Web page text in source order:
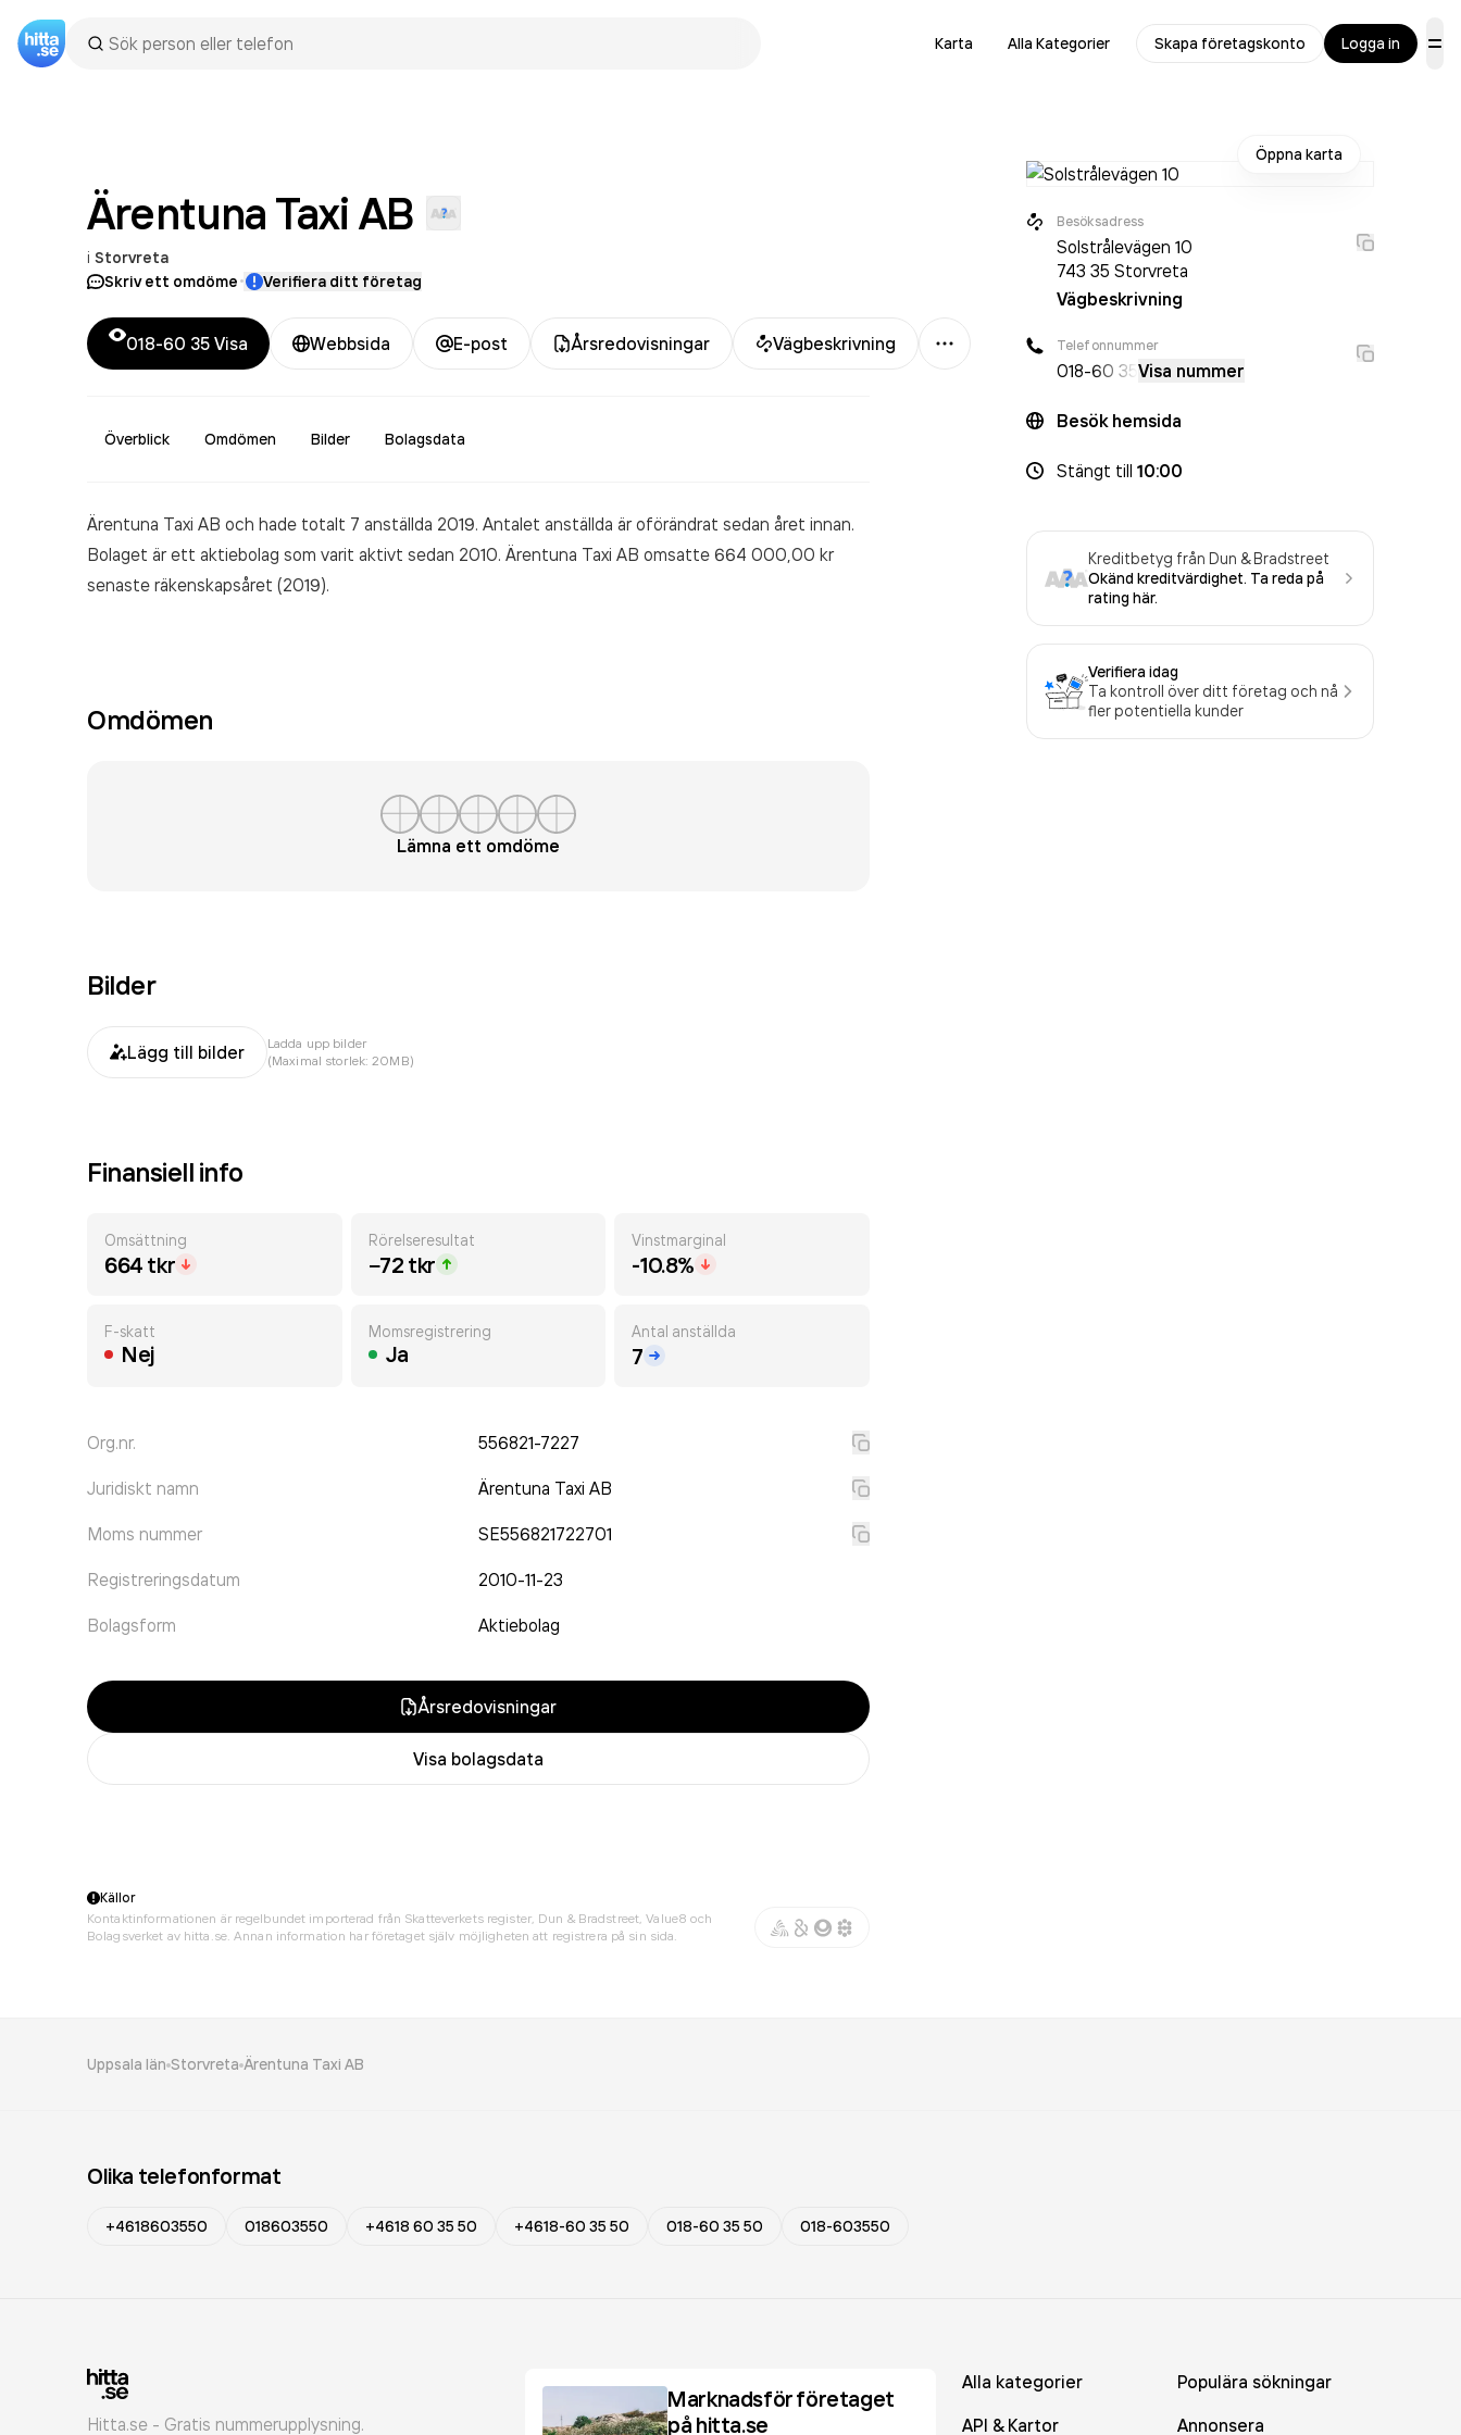
Karta Alla Kategorier Skapa företagskonto Logga in
Ärentuna Taxi AB
i Storvreta
Skriv ett omdöme· Verifiera ditt företag
018-60 35 Visa Webbsida E-post Årsredovisningar Vägbeskrivning
Mer
Överblick Omdömen Bilder Bolagsdata
Ärentuna Taxi AB och hade totalt 7 anställda 2019. Antalet anställda är oförändrat sedan året innan.
Bolaget är ett aktiebolag som varit aktivt sedan 2010. Ärentuna Taxi AB omsatte 664 000,00 kr
senaste räkenskapsåret (2019).
Omdömen
Lämna ett omdöme
Bilder
Lägg till bilder
Ladda upp bilder
(Maximal storlek: 20MB)
Finansiell info
Omsättning
664 tkr
Rörelseresultat
−72 tkr
Vinstmarginal
-10.8%
F-skatt
Nej
Momsregistrering
Ja
Antal anställda
7
Org.nr. 556821-7227
Juridiskt namn Ärentuna Taxi AB
Moms nummer SE556821722701
Registreringsdatum 2010-11-23
Bolagsform Aktiebolag
Årsredovisningar
Visa bolagsdata
Öppna karta
Besöksadress
Solstrålevägen 10
743 35 Storvreta
Vägbeskrivning
Telefonnummer
018-60 35 Visa nummer
Besök hemsida
Stängt till 10:00
Kreditbetyg från Dun & Bradstreet
Okänd kreditvärdighet. Ta reda på
rating här.
Verifiera idag
Ta kontroll över ditt företag och nå
fler potentiella kunder
Källor
Kontaktinformationen är regelbundet importerad från Skatteverkets register, Dun & Bradstreet, Value8 och
Bolagsverket av hitta.se. Annan information har företaget själv möjligheten att registrera på sin sida.
Uppsala län Storvreta Ärentuna Taxi AB
Olika telefonformat
+4618603550 018603550 +4618 60 35 50 +4618-60 35 50 018-60 35 50 018-603550
Hitta.se - Gratis nummerupplysning.
Marknadsför företaget
på hitta.se
Alla kategorier
Populära sökningar
API & Kartor
Annonsera